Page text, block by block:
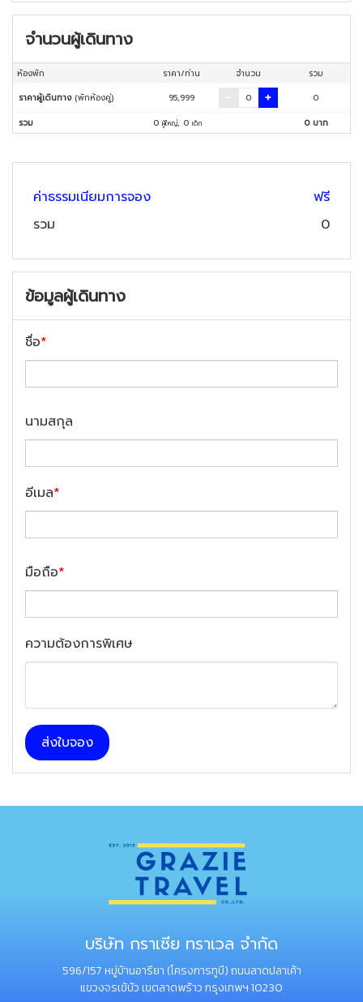
จำนวนผู้เดินทาง
ห้องพัก ราคา/ท่าน จำนวน
รวม
ราคาผู้เดินทาง (พักห้องคู่) 95,999 0
รวม 0 ผู้ใหญ่, 0 เด็ก 0 บาท
ค่าธรรมเนียมการจอง
ฟรี
รวม
0
ข้อมูลผู้เดินทาง
ชื่อ*
นามสกุล
อีเมล*
มือถือ*
ความต้องการพิเศษ
ส่งใบจอง
บริษัท กราเซีย ทราเวล จำกัด
596/157 หมู่บ้านอารียา (โครงการทูบี) ถนนลาดปลาเค้า
แขวงจรเข้บัว เขตลาดพร้าว กรุงเทพฯ 10230